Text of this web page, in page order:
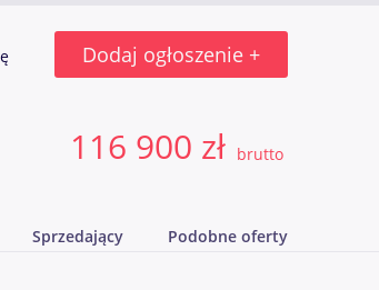
Dodaj ogłoszenie +
116 900 zł brutto
Sprzedający Podobne oferty